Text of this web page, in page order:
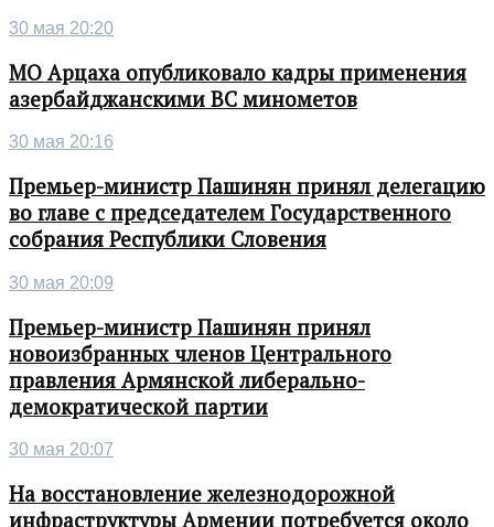
30 мая 20:20
МО Арцаха опубликовало кадры применения
азербайджанскими ВС минометов
30 мая 20:16
Премьер-министр Пашинян принял делегацию
во главе с председателем Государственного
собрания Республики Словения
30 мая 20:09
Премьер-министр Пашинян принял
новоизбранных членов Центрального
правления Армянской либерально-
демократической партии
30 мая 20:07
На восстановление железнодорожной
инфраструктуры Армении потребуется около